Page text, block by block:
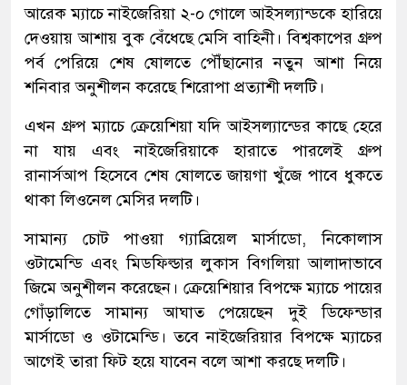
আরেক ম্যাচে নাইজেরিয়া ২-০ গোলে আইসল্যান্ডকে হারিয়ে
দেওয়ায় আশায় বুক বেঁধেছে মেসি বাহিনী। বিশ্বকাপের গ্রুপ
পর্ব পেরিয়ে শেষ ষোলতে পৌঁছানোর নতুন আশা নিয়ে
শনিবার অনুশীলন করেছে শিরোপা প্রত্যাশী দলটি।
এখন গ্রুপ ম্যাচে ক্রেয়েশিয়া যদি আইসল্যান্ডের কাছে হেরে
না যায় এবং নাইজেরিয়াকে হারাতে পারলেই গ্রুপ
রানার্সআপ হিসেবে শেষ ষোলতে জায়গা খুঁজে পাবে ধুকতে
থাকা লিওনেল মেসির দলটি।
সামান্য চোট পাওয়া গ্যাব্রিয়েল মার্সাডো, নিকোলাস
ওটামেন্ডি এবং মিডফিল্ডার লুকাস বিগলিয়া আলাদাভাবে
জিমে অনুশীলন করেছেন। ক্রেয়েশিয়ার বিপক্ষে ম্যাচে পায়ের
গোঁড়ালিতে সামান্য আঘাত পেয়েছেন দুই ডিফেন্ডার
মার্সাডো ও ওটামেন্ডি। তবে নাইজেরিয়ার বিপক্ষে ম্যাচের
আগেই তারা ফিট হয়ে যাবেন বলে আশা করছে দলটি।